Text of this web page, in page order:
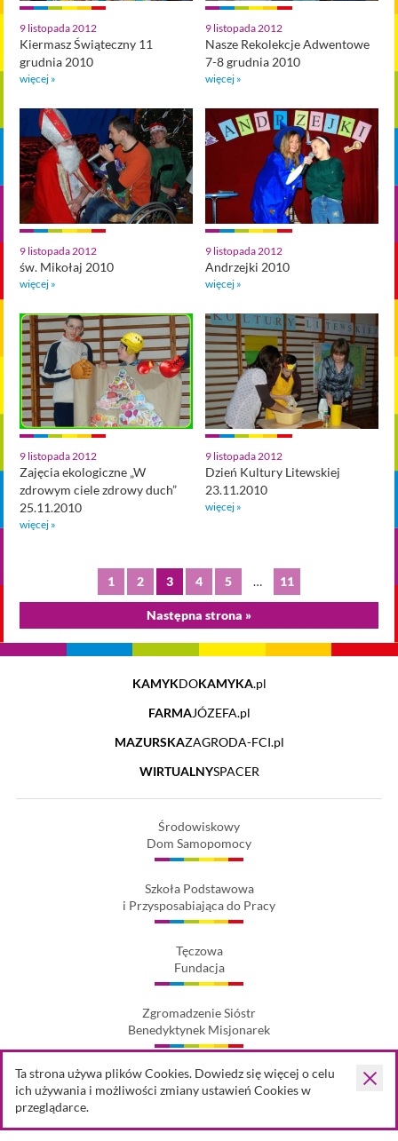
Ta strona używa plików Cookies. Dowiedz się więcej o celu
ich używania i możliwości zmiany ustawień Cookies w
przeglądarce.
9 listopada 2012
Kiermasz Świąteczny 11
grudnia 2010
więcej »
9 listopada 2012
Nasze Rekolekcje Adwentowe
7-8 grudnia 2010
więcej »
9 listopada 2012
św. Mikołaj 2010
więcej »
9 listopada 2012
Andrzejki 2010
więcej »
9 listopada 2012
Zajęcia ekologiczne „W
zdrowym ciele zdrowy duch”
25.11.2010
więcej »
9 listopada 2012
Dzień Kultury Litewskiej
23.11.2010
więcej »
1 2 3 4 5 … 11
Następna strona »
KAMYKDOKAMYKA.pl
FARMAJÓZEFA.pl
MAZURSKAZAGRODA-FCI.pl
WIRTUALNYSPACER
Środowiskowy
Dom Samopomocy
Szkoła Podstawowa
i Przysposabiająca do Pracy
Tęczowa
Fundacja
Zgromadzenie Sióstr
Benedyktynek Misjonarek